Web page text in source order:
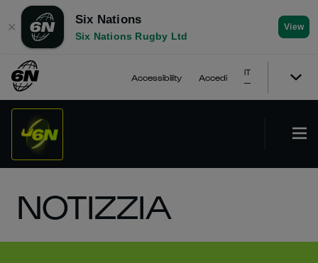
✕
Six Nations
Six Nations Rugby Ltd
View
Accessibility Accedi
IT
NOTIZZIA